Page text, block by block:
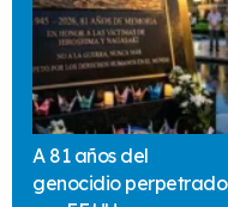
A 81 años del
genocidio perpetrado